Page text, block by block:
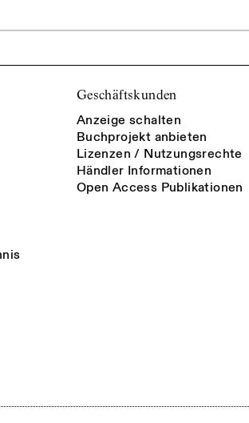
Geschäftskunden
Anzeige schalten
Buchprojekt anbieten
Lizenzen / Nutzungsrechte
Händler Informationen
Open Access Publikationen